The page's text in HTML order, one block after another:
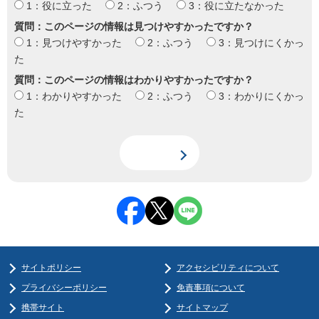
1：役に立った 2：ふつう
3：役に立たなかった
質問：このページの情報は見つけやすかったですか？
1：見つけやすかった
2：ふつう
3：見つけにくかっ
た
質問：このページの情報はわかりやすかったですか？
1：わかりやすかった
2：ふつう
3：わかりにくかっ
た
サイトポリシー
アクセシビリティについて
プライバシーポリシー
免責事項について
携帯サイト
サイトマップ